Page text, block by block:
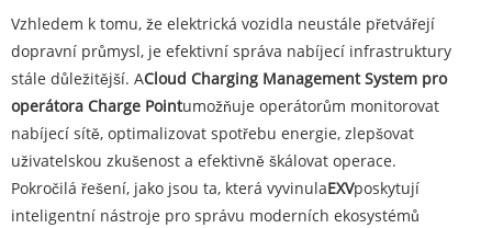
Vzhledem k tomu, že elektrická vozidla neustále přetvářejí
dopravní průmysl, je efektivní správa nabíjecí infrastruktury
stále důležitější. ACloud Charging Management System pro
operátora Charge Pointumožňuje operátorům monitorovat
nabíjecí sítě, optimalizovat spotřebu energie, zlepšovat
uživatelskou zkušenost a efektivně škálovat operace.
Pokročilá řešení, jako jsou ta, která vyvinulaEXVposkytují
inteligentní nástroje pro správu moderních ekosystémů